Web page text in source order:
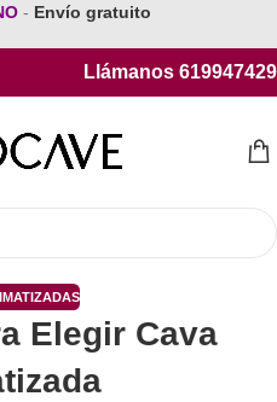
- Envío gratuito
Llámanos 619947429
Elegir Cava